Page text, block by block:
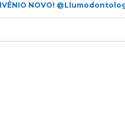
NOVO!